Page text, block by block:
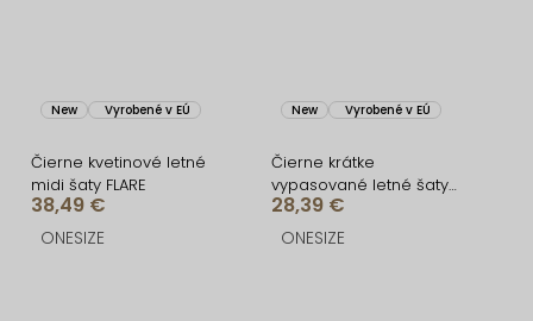
New Vyrobené v EÚ
Čierne kvetinové letné
midi šaty FLARE
38,49 €
ONESIZE
New Vyrobené v EÚ
Čierne krátke
vypasované letné šaty
BRINELLE
28,39 €
ONESIZE